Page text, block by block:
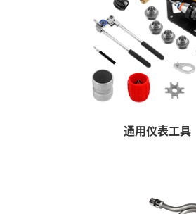
通用仪表工具